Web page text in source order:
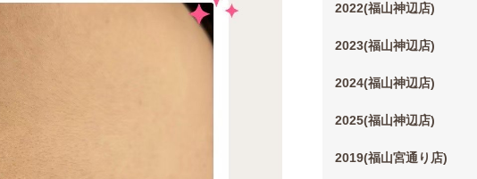
2022(福山神辺店)
2023(福山神辺店)
2024(福山神辺店)
2025(福山神辺店)
2019(福山宮通り店)